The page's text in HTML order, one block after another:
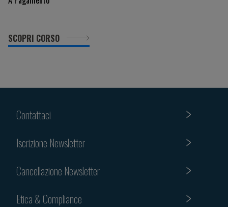
SCOPRI CORSO
Contattaci
Iscrizione Newsletter
Cancellazione Newsletter
Etica & Compliance